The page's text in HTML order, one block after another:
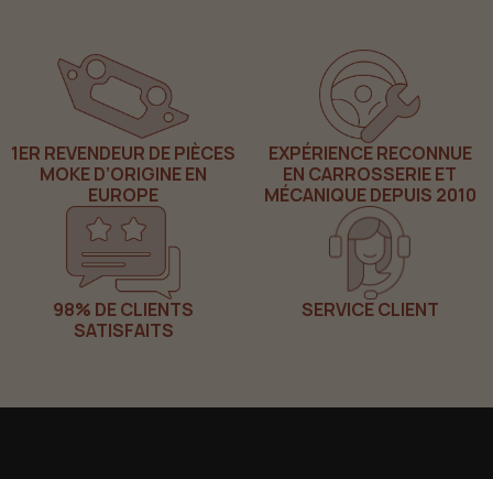
1ER REVENDEUR DE PIÈCES
MOKE D’ORIGINE EN
EUROPE
EXPÉRIENCE RECONNUE
EN CARROSSERIE ET
MÉCANIQUE DEPUIS 2010
98% DE CLIENTS
SATISFAITS
SERVICE CLIENT